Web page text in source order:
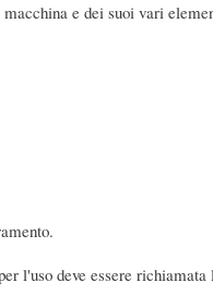
e dei suoi vari
l'uso deve essere